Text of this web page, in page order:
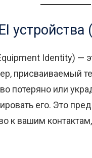
Identity) —
присваиваемый
потеряно или
его. Это
к вашим